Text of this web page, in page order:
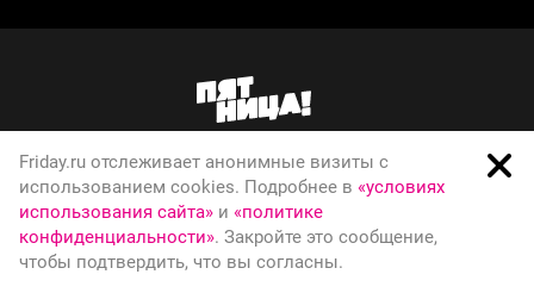
О телеканале
Вакансии
Правовая информация
Friday.ru отслеживает анонимные визиты с
использованием cookies. Подробнее в «условиях
использования сайта» и «политике
конфиденциальности». Закройте это сообщение,
чтобы подтвердить, что вы согласны.